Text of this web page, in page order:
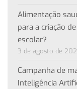
Alimentação
para a criação
escolar?
3 de agosto de
Campanha de
Inteligência